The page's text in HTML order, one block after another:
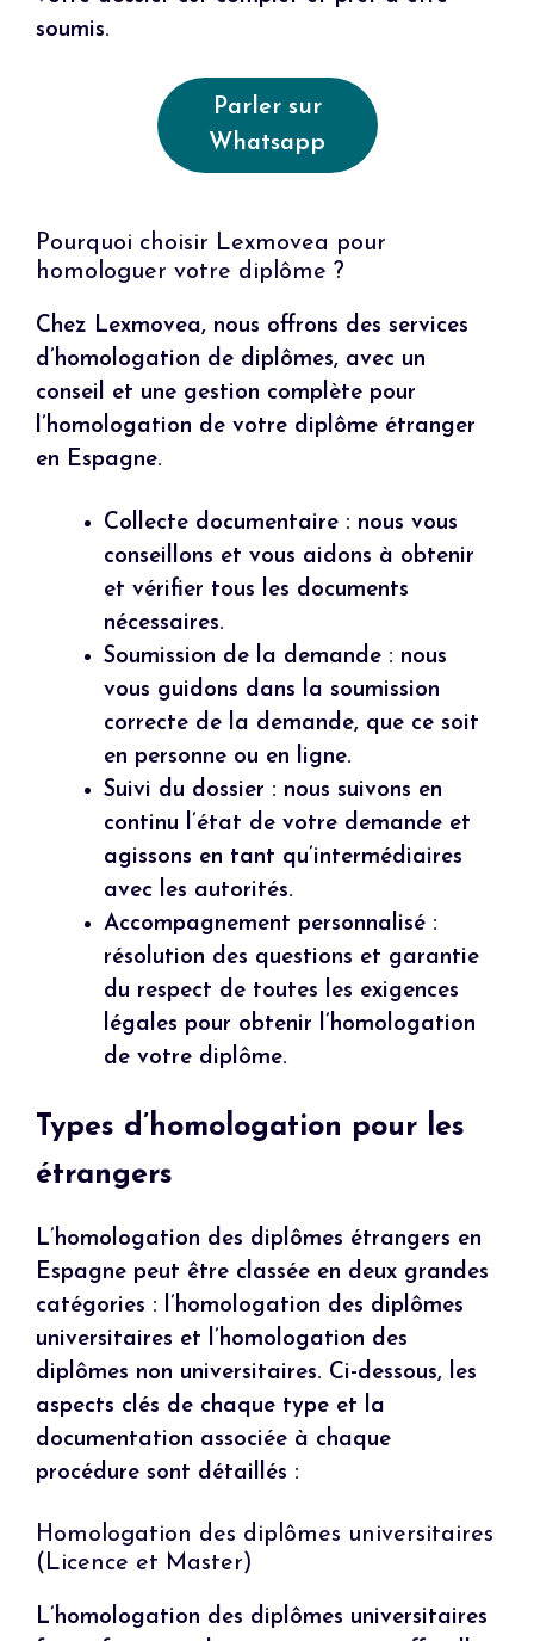
soumis.
Parler sur
Whatsapp
Pourquoi choisir Lexmovea pour
homologuer votre diplôme ?
Chez Lexmovea, nous offrons des services
d’homologation de diplômes, avec un
conseil et une gestion complète pour
l’homologation de votre diplôme étranger
en Espagne.
Collecte documentaire : nous vous
conseillons et vous aidons à obtenir
et vérifier tous les documents
nécessaires.
Soumission de la demande : nous
vous guidons dans la soumission
correcte de la demande, que ce soit
en personne ou en ligne.
Suivi du dossier : nous suivons en
continu l’état de votre demande et
agissons en tant qu’intermédiaires
avec les autorités.
Accompagnement personnalisé :
résolution des questions et garantie
du respect de toutes les exigences
légales pour obtenir l’homologation
de votre diplôme.
Types d’homologation pour les
étrangers
L’homologation des diplômes étrangers en
Espagne peut être classée en deux grandes
catégories : l’homologation des diplômes
universitaires et l’homologation des
diplômes non universitaires. Ci-dessous, les
aspects clés de chaque type et la
documentation associée à chaque
procédure sont détaillés :
Homologation des diplômes universitaires
(Licence et Master)
L’homologation des diplômes universitaires